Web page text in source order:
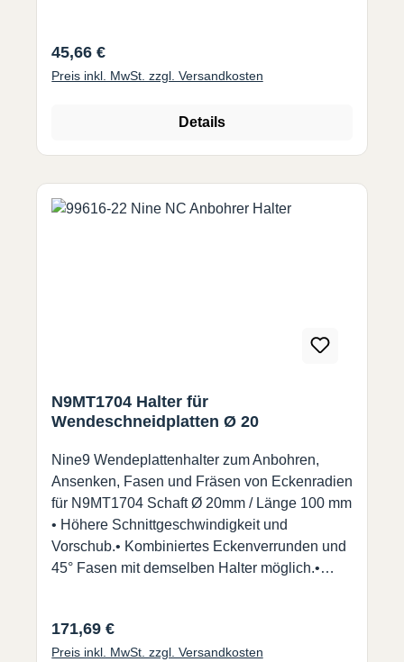
Titan, Messing, Kupfer und Edelstahl.• Eine
hoch positive Geometrie und scharfe
Oberflächengüten.• Jede Wendeschneidplatte
Regulärer Preis:
45,66 €
Preis inkl. MwSt. zzgl. Versandkosten
Details
N9MT1704 Halter für
Wendeschneidplatten Ø 20
Nine9 Wendeplattenhalter zum Anbohren,
Ansenken, Fasen und Fräsen von Eckenradien
für N9MT1704 Schaft Ø 20mm / Länge 100 mm
• Höhere Schnittgeschwindigkeit und
Vorschub.• Kombiniertes Eckenverrunden und
45° Fasen mit demselben Halter möglich.•
Lieferung erfolgt ohne Wendeschneidplatte !
Regulärer Preis:
171,69 €
Preis inkl. MwSt. zzgl. Versandkosten